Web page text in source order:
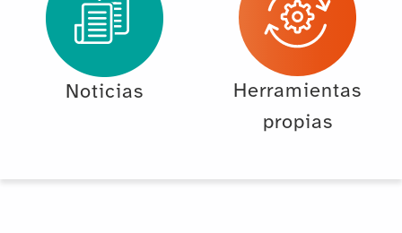
Noticias
Herramientas
propias